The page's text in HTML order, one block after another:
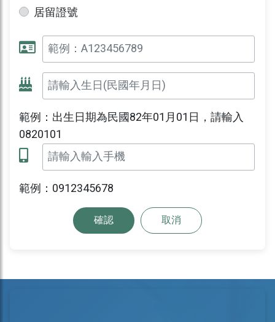
居留證號
範例：出生日期為民國82年01月01日，請輸入
0820101
範例：0912345678
確認 取消